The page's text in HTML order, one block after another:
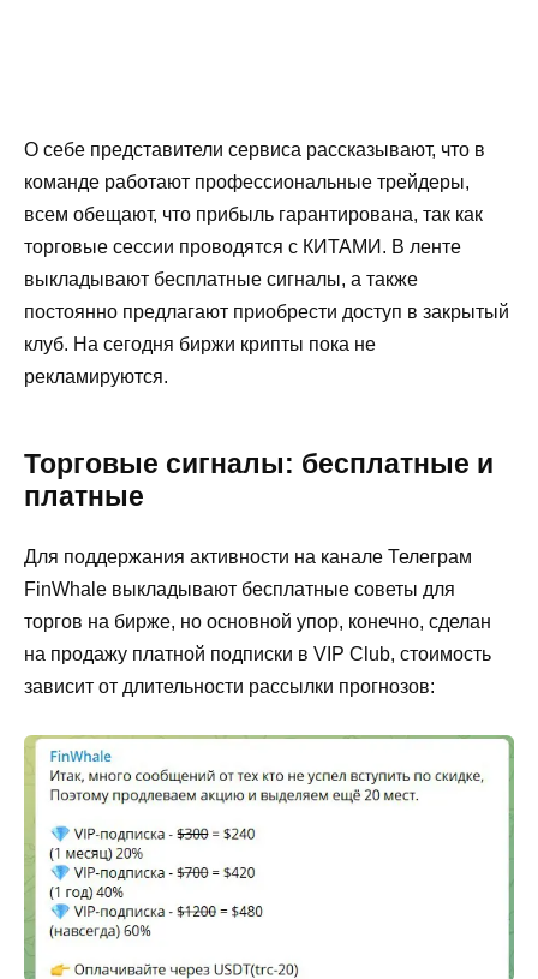
О себе представители сервиса рассказывают, что в
команде работают профессиональные трейдеры,
всем обещают, что прибыль гарантирована, так как
торговые сессии проводятся с КИТАМИ. В ленте
выкладывают бесплатные сигналы, а также
постоянно предлагают приобрести доступ в закрытый
клуб. На сегодня биржи крипты пока не
рекламируются.
Торговые сигналы: бесплатные и
платные
Для поддержания активности на канале Телеграм
FinWhale выкладывают бесплатные советы для
торгов на бирже, но основной упор, конечно, сделан
на продажу платной подписки в VIP Club, стоимость
зависит от длительности рассылки прогнозов: